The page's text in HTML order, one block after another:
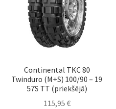
Continental TKC 80
Twinduro (M+S) 100/90 – 19
57S TT (priekšējā)
115,95 €